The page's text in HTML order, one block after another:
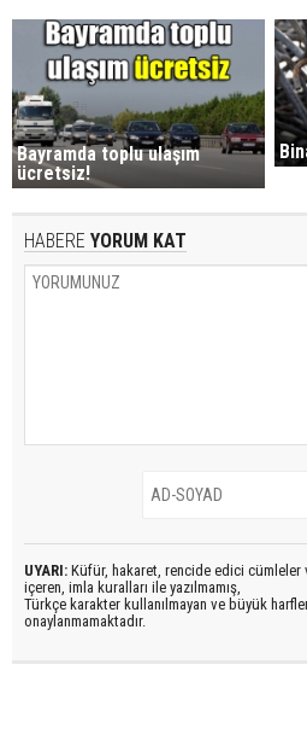
Bayramda toplu ulaşım
ücretsiz!
HABERE YORUM KAT
UYARI: Küfür, hakaret, rencide edici cümleler
içeren, imla kuralları ile yazılmamış,
Türkçe karakter kullanılmayan ve büyük
onaylanmamaktadır.